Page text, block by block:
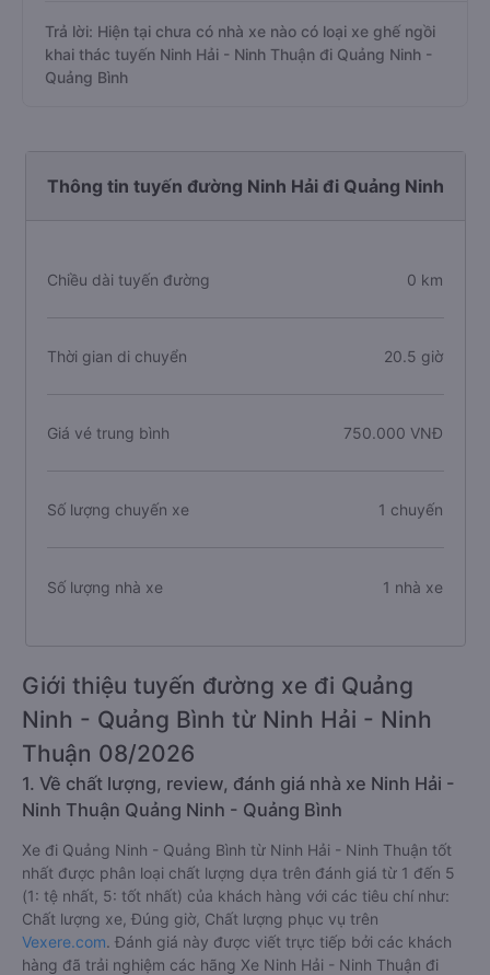
Trả lời: Hiện tại chưa có nhà xe nào có loại xe ghế ngồi
khai thác tuyến Ninh Hải - Ninh Thuận đi Quảng Ninh -
Quảng Bình
Thông tin tuyến đường Ninh Hải đi Quảng Ninh
Chiều dài tuyến đường 0 km
Thời gian di chuyển 20.5 giờ
Giá vé trung bình 750.000 VNĐ
Số lượng chuyến xe 1 chuyến
Số lượng nhà xe 1 nhà xe
Giới thiệu tuyến đường xe đi Quảng
Ninh - Quảng Bình từ Ninh Hải - Ninh
Thuận 08/2026
1. Về chất lượng, review, đánh giá nhà xe Ninh Hải -
Ninh Thuận Quảng Ninh - Quảng Bình
Xe đi Quảng Ninh - Quảng Bình từ Ninh Hải - Ninh Thuận tốt
nhất được phân loại chất lượng dựa trên đánh giá từ 1 đến 5
(1: tệ nhất, 5: tốt nhất) của khách hàng với các tiêu chí như:
Chất lượng xe, Đúng giờ, Chất lượng phục vụ trên
Vexere.com. Đánh giá này được viết trực tiếp bởi các khách
hàng đã trải nghiệm các hãng Xe Ninh Hải - Ninh Thuận đi